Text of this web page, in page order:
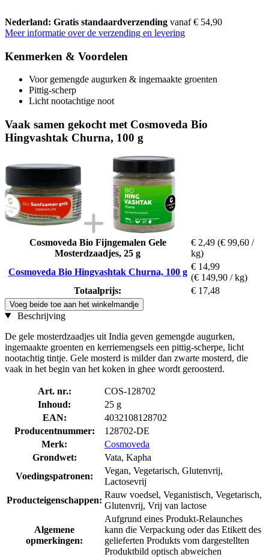
Nederland: Gratis standaardverzending vanaf € 54,90
Meer informatie over de verzending en levering
Kenmerken & Voordelen
Voor gemengde augurken & ingemaakte groenten
Pittig-scherp
Licht nootachtige noot
Vaak samen gekocht met Cosmoveda Bio
Hingvashtak Churna, 100 g
Cosmoveda Bio Fijngemalen Gele
Mosterdzaadjes, 25 g
€ 2,49 (€ 99,60 /
kg)
Cosmoveda Bio Hingvashtak Churna, 100 g
€ 14,99
(€ 149,90 / kg)
Totaalprijs:
€ 17,48
Voeg beide toe aan het winkelmandje
Beschrijving
De gele mosterdzaadjes uit India geven gemengde augurken,
ingemaakte groenten en kerriemengsels een pittig-scherpe, licht
nootachtig tintje. Gele mosterd is milder dan zwarte mosterd, die
vaak in het begin van het koken in ghee wordt geroosterd.
Art. nr.:
COS-128702
Inhoud:
25 g
EAN:
4032108128702
Producentnummer:
128702-DE
Merk:
Cosmoveda
Grondwet:
Vata, Kapha
Voedingspatronen:
Vegan, Vegetarisch, Glutenvrij,
Lactosevrij
Producteigenschappen:
Rauw voedsel, Veganistisch, Vegetarisch,
Glutenvrij, Vrij van lactose
Algemene
opmerkingen:
Aufgrund eines Produkt-Relaunches
kann die Verpackung oder das Etikett des
gelieferten Produkts vom dargestellten
Produktbild optisch abweichen